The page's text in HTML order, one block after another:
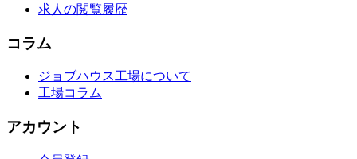
求人の閲覧履歴
コラム
ジョブハウス工場について
工場コラム
アカウント